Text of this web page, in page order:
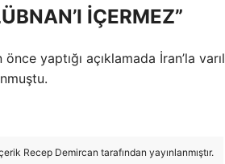
İÇERMEZ”
önce yaptığı açıklamada İran’la
Recep Demircan tarafından yayınlanmıştır.